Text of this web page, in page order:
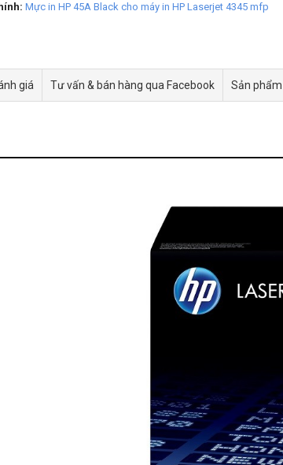
Mực in HP 45A Black cho máy in HP Laserjet 4345 mfp
giá Tư vấn & bán hàng qua Facebook Sản